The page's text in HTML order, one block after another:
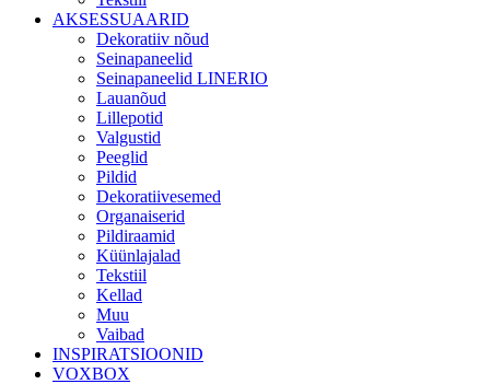
AKSESSUAARID
Dekoratiiv nõud
Seinapaneelid
Seinapaneelid LINERIO
Lauanõud
Lillepotid
Valgustid
Peeglid
Pildid
Dekoratiivesemed
Organaiserid
Pildiraamid
Küünlajalad
Tekstiil
Kellad
Muu
Vaibad
INSPIRATSIOONID
VOXBOX